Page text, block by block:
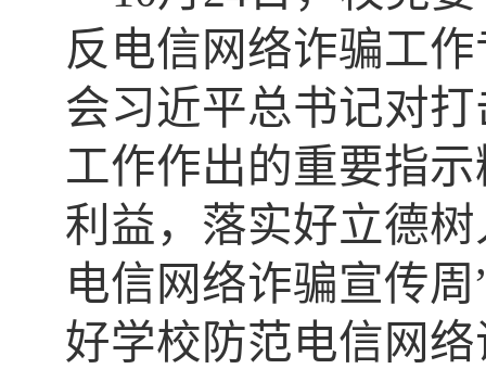
反电信网络诈骗工
会习近平总书记对
工作作出的重要指
利益，落实好立德
电信网络诈骗宣传
好学校防范电信网